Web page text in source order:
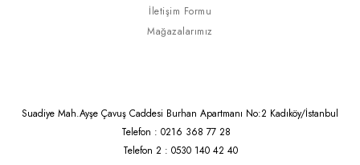
İletişim Formu
Mağazalarımız
Suadiye Mah.Ayşe Çavuş Caddesi Burhan Apartmanı No:2 Kadıköy/İstanbul
Telefon : 0216 368 77 28
Telefon 2 : 0530 140 42 40